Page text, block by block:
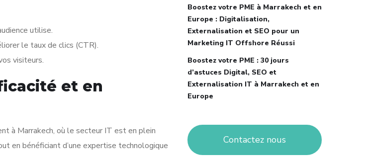
utilise.
le taux de clics (CTR).
visiteurs.
et en
à Marrakech, où le secteur IT est en plein
en bénéficiant d’une expertise technologique
Boostez votre PME à Marrakech et en
Europe : Digitalisation,
Externalisation et SEO pour un
Marketing IT Offshore Réussi
Boostez votre PME : 30 jours
d’astuces Digital, SEO et
Externalisation IT à Marrakech et en
Europe
Contactez nous